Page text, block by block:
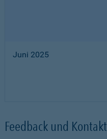
Juni 2025
Feedback und Kontakt